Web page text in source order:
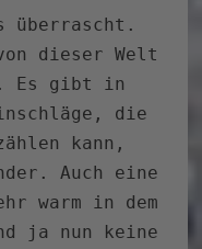
überrascht.
dieser Welt
Es gibt in
die
kann,
Auch eine
warm in dem
ja nun keine